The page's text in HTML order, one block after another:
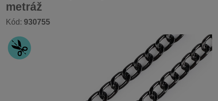
metráž
Kód: 930755